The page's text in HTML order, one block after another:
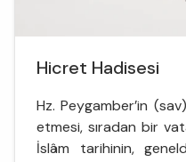
Hicret Hadisesi
Hz. Peygamber’in
etmesi, sıradan bir
İslâm tarihinin,